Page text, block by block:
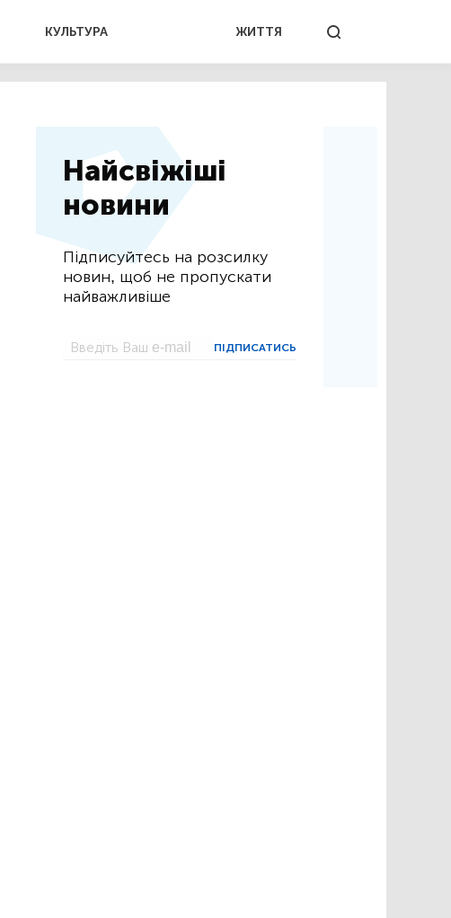
КУЛЬТУРА ЖИТТЯ
Найсвіжіші
новини
Підписуйтесь на розсилку
новин, щоб не пропускати
найважливіше
ПІДПИСАТИСЬ